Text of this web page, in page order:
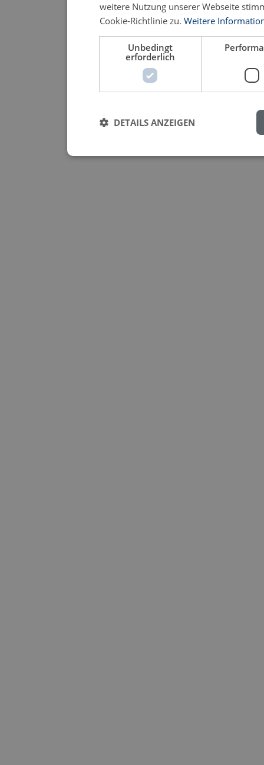
weitere Nutzung unserer Webseite
Cookie-Richtlinie zu. Weitere
Unbedingt
erforderlich
DETAILS ANZEIGEN